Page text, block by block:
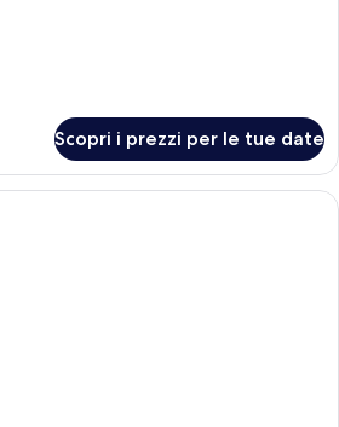
Scopri i prezzi per le tue date
Un resort con costruzioni a tetto di